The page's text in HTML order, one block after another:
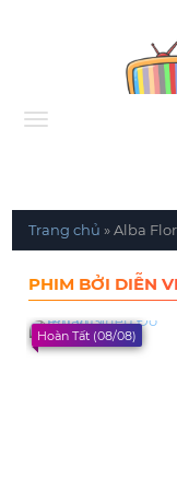
Menu
Trang chủ »Alba
PHIM BỞI DIỄN
Hoàn Tất (08/08)